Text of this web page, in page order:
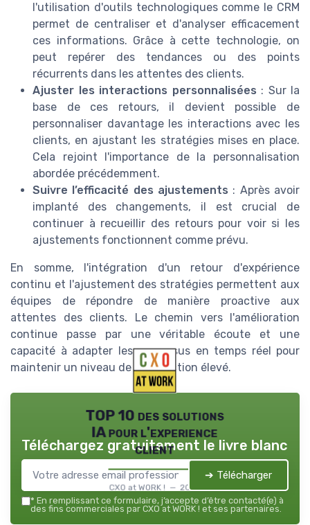
l'utilisation d'outils technologiques comme le CRM
permet de centraliser et d'analyser efficacement
ces informations. Grâce à cette technologie, on
peut repérer des tendances ou des points
récurrents dans les attentes des clients.
Ajuster les interactions personnalisées : Sur la
base de ces retours, il devient possible de
personnaliser davantage les interactions avec les
clients, en ajustant les stratégies mises en place.
Cela rejoint l'importance de la personnalisation
abordée précédemment.
Suivre l’efficacité des ajustements : Après avoir
implanté des changements, il est crucial de
continuer à recueillir des retours pour voir si les
ajustements fonctionnent comme prévu.
En somme, l'intégration d'un retour d'expérience
continu et l'ajustement des stratégies permettent aux
équipes de répondre de manière proactive aux
attentes des clients. Le chemin vers l'amélioration
continue passe par une véritable écoute et une
capacité à adapter les processus en temps réel pour
maintenir un niveau de satisfaction élevé.
TOP 10 des solutions
IA pour l'experience
client
CXO at WORK ! — 2026
Téléchargez gratuitement le livre blanc
➔ Télécharger
* En remplissant ce formulaire, j’accepte d’être contacté(e) à
des fins commerciales par CXO at WORK ! et ses partenaires.